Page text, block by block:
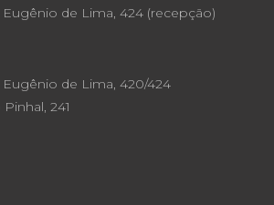
de Lima, 424 (recepção)
de Lima, 420/424
241